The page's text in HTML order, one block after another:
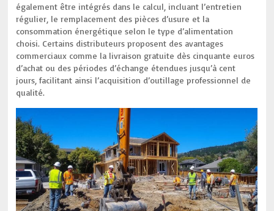
également être intégrés dans le calcul, incluant l’entretien
régulier, le remplacement des pièces d’usure et la
consommation énergétique selon le type d’alimentation
choisi. Certains distributeurs proposent des avantages
commerciaux comme la livraison gratuite dès cinquante euros
d’achat ou des périodes d’échange étendues jusqu’à cent
jours, facilitant ainsi l’acquisition d’outillage professionnel de
qualité.